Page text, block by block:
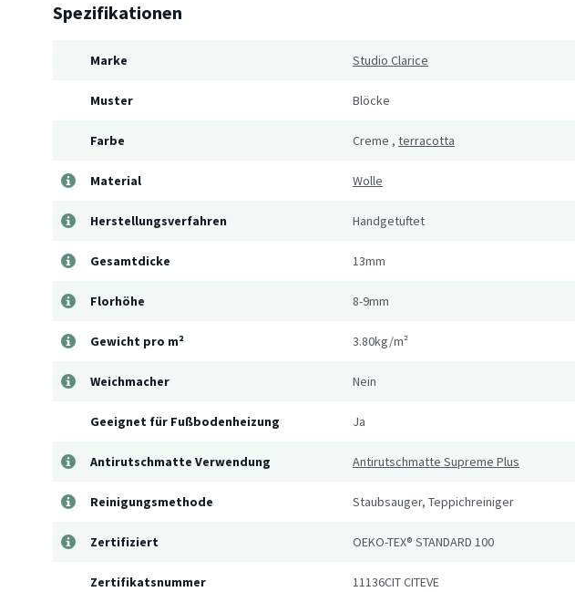
Spezifikationen
Marke Studio Clarice
Muster Blöcke
Farbe Creme , terracotta
Material Wolle
Herstellungsverfahren Handgetuftet
Gesamtdicke 13mm
Florhöhe 8-9mm
Gewicht pro m² 3.80kg/m²
Weichmacher Nein
Geeignet für Fußbodenheizung Ja
Antirutschmatte Verwendung Antirutschmatte Supreme Plus
Reinigungsmethode Staubsauger, Teppichreiniger
Zertifiziert OEKO-TEX® STANDARD 100
Zertifikatsnummer 11136CIT CITEVE